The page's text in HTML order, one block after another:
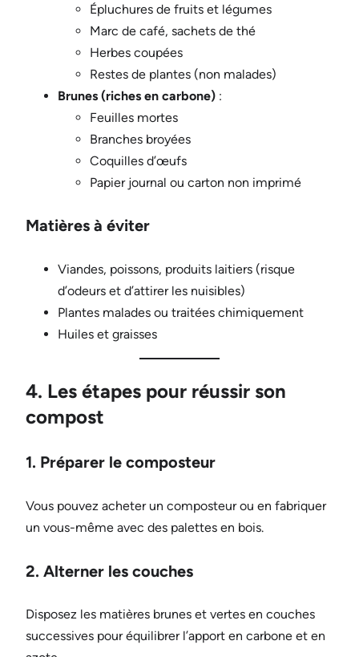
Épluchures de fruits et légumes
Marc de café, sachets de thé
Herbes coupées
Restes de plantes (non malades)
Brunes (riches en carbone) :
Feuilles mortes
Branches broyées
Coquilles d’œufs
Papier journal ou carton non imprimé
Matières à éviter
Viandes, poissons, produits laitiers (risque
d’odeurs et d’attirer les nuisibles)
Plantes malades ou traitées chimiquement
Huiles et graisses
4. Les étapes pour réussir son
compost
1. Préparer le composteur
Vous pouvez acheter un composteur ou en fabriquer
un vous-même avec des palettes en bois.
2. Alterner les couches
Disposez les matières brunes et vertes en couches
successives pour équilibrer l’apport en carbone et en